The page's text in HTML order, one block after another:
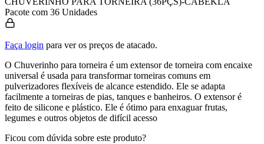
Pacote com 36 Unidades
Faça login para ver os preços de atacado.
O Chuverinho para torneira é um extensor de torneira com encaixe
universal é usada para transformar torneiras comuns em
pulverizadores flexíveis de alcance estendido. Ele se adapta
facilmente a torneiras de pias, tanques e banheiros. O extensor é
feito de silicone e plástico. Ele é ótimo para enxaguar frutas,
legumes e outros objetos de difícil acesso
Ficou com dúvida sobre este produto?